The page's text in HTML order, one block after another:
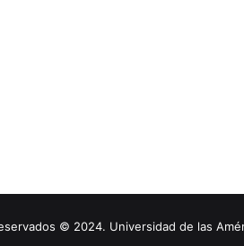
© 2024. Universidad de las